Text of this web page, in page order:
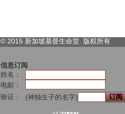
© 2015 新加坡基督生命堂. 版权所有
信息订阅
姓名：
电邮：
验证：
(神独生子的名字)